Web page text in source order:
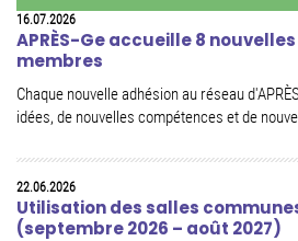
16.07.2026
APRÈS-Ge accueille 8
membres
Chaque nouvelle adhésion au réseau
idées, de nouvelles compétences et de
22.06.2026
Utilisation des salles
(septembre 2026 – août 2027)